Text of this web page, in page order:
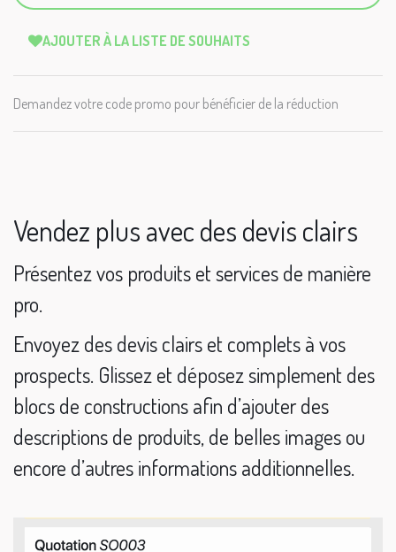
AJOUTER À LA LISTE DE SOUHAITS
Demandez votre code promo pour bénéficier de la réduction
Vendez plus avec des devis clairs
Présentez vos produits et services de manière
pro.
Envoyez des devis clairs et complets à vos
prospects. Glissez et déposez simplement des
blocs de constructions afin d’ajouter des
descriptions de produits, de belles images ou
encore d’autres informations additionnelles.